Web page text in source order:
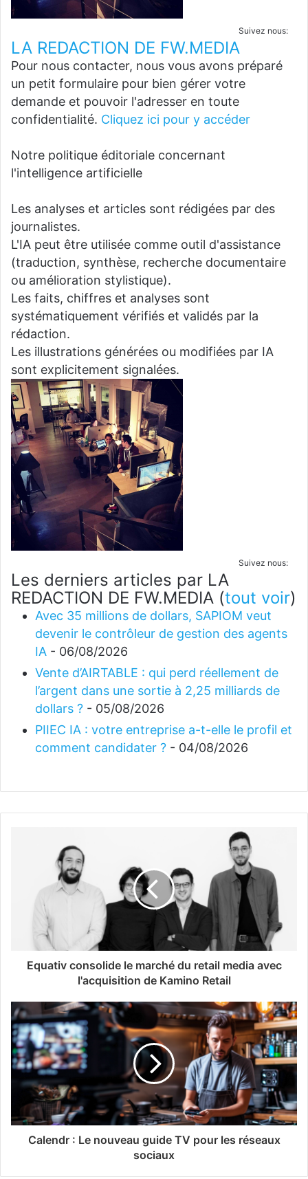
Suivez nous:
LA REDACTION DE FW.MEDIA
Pour nous contacter, nous vous avons préparé
un petit formulaire pour bien gérer votre
demande et pouvoir l'adresser en toute
confidentialité. Cliquez ici pour y accéder
Notre politique éditoriale concernant
l'intelligence artificielle
Les analyses et articles sont rédigées par des
journalistes.
L'IA peut être utilisée comme outil d'assistance
(traduction, synthèse, recherche documentaire
ou amélioration stylistique).
Les faits, chiffres et analyses sont
systématiquement vérifiés et validés par la
rédaction.
Les illustrations générées ou modifiées par IA
sont explicitement signalées.
Suivez nous:
Les derniers articles par LA
REDACTION DE FW.MEDIA (tout voir)
Avec 35 millions de dollars, SAPIOM veut
devenir le contrôleur de gestion des agents
IA - 06/08/2026
Vente d’AIRTABLE : qui perd réellement de
l’argent dans une sortie à 2,25 milliards de
dollars ? - 05/08/2026
PIIEC IA : votre entreprise a-t-elle le profil et
comment candidater ? - 04/08/2026
Equativ consolide le marché du retail media avec
l'acquisition de Kamino Retail
Calendr : Le nouveau guide TV pour les réseaux
sociaux